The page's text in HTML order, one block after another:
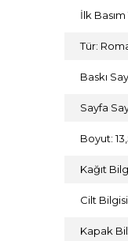
İlk
Tür:
Baskı
Sayfa
Boyut:
Kağıt
Cilt
Kapak